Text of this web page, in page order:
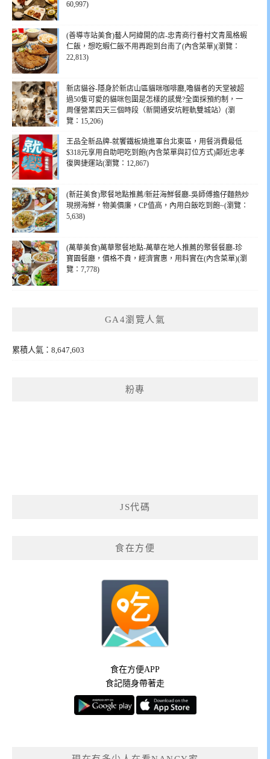
60,997)
(善導寺站美食)藝人阿緯開的店-忠青商行眷村文青風格蝦
仁飯，想吃蝦仁飯不用再跑到台南了(內含菜單)(瀏覽：
22,813)
新店貓谷-隱身於新店山區貓咪咖啡廳,嚕貓者的天堂被超
過50隻可愛的貓咪包圍是怎樣的感覺?全面採預約制，一
周僅營業四天三個時段（新開通安坑輕軌雙城站）(瀏
覽：15,206)
王品全新品牌-就饗鐵板燒進軍台北東區，用餐消費最低
$318元享用自助吧吃到飽(內含菜單與訂位方式)鄰近忠孝
復興捷運站(瀏覽：12,867)
(新莊美食)聚餐地點推薦/新莊海鮮餐廳-吳師傅擔仔麵熱炒
現撈海鮮，物美價廉，CP值高，內用白飯吃到飽~(瀏覽：
5,638)
(萬華美食)萬華聚餐地點-萬華在地人推薦的聚餐餐廳-珍
寶園餐廳，價格不貴，經濟實惠，用料實在(內含菜單)(瀏
覽：7,778)
GA4瀏覽人氣
累積人氣：8,647,603
粉專
JS代碼
食在方便
食在方便APP
食記隨身帶著走